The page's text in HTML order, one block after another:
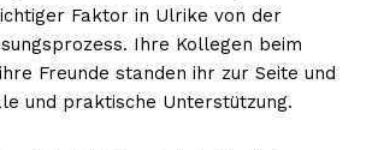
Faktor in Ulrike von der
Ihre Kollegen beim
Freunde standen ihr zur Seite und
und praktische Unterstützung.